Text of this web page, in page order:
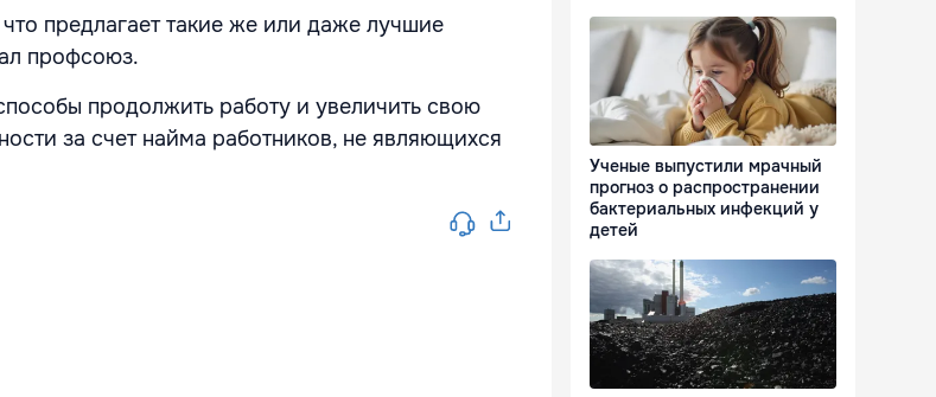
предлагает такие же или даже лучшие
профсоюз.
продолжить работу и увеличить свою
за счет найма работников, не являющихся
Ученые выпустили мрачный
прогноз о распространении
бактериальных инфекций у
детей